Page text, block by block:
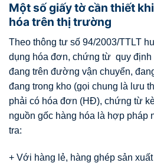
Một số giấy tờ cần thiết
hóa trên thị trường
Theo thông tư số 94/2003/TTLT
dụng hóa đơn, chứng từ quy định
đang trên đường vận chuyển,
đang trong kho (gọi chung là lưu
phải có hóa đơn (HĐ), chứng từ
nguồn gốc hàng hóa là hợp pháp
tra:
+ Với hàng lẻ, hàng ghép sản